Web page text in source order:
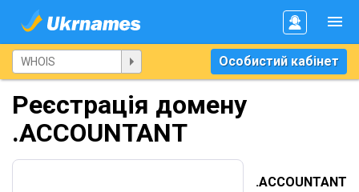
Особистий кабінет
Реєстрація домену
.ACCOUNTANT
.ACCOUNTANT